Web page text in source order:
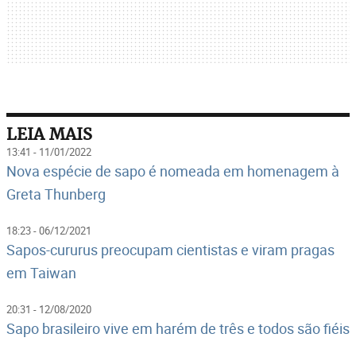
LEIA MAIS
13:41 - 11/01/2022
Nova espécie de sapo é nomeada em homenagem à
Greta Thunberg
18:23 - 06/12/2021
Sapos-cururus preocupam cientistas e viram pragas
em Taiwan
20:31 - 12/08/2020
Sapo brasileiro vive em harém de três e todos são fiéis